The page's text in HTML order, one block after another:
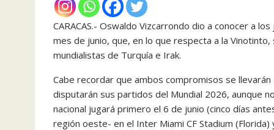
CARACAS.- Oswaldo Vizcarrondo dio a conocer a
mes de junio, que, en lo que respecta a la
mundialistas de Turquía e Irak.
Cabe recordar que ambos compromisos se
disputarán sus partidos del Mundial 2026, aunque
nacional jugará primero el 6 de junio (cinco días
región oeste- en el Inter Miami CF Stadium